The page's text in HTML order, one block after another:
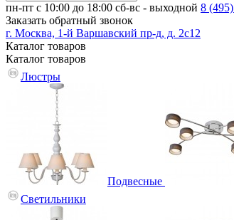
пн-пт с 10:00 до 18:00 сб-вс - выходной 8 (495)
Заказать обратный звонок
г. Москва, 1-й Варшавский пр-д, д. 2с12
Каталог товаров
Каталог товаров
Люстры
Подвесные
Светильники